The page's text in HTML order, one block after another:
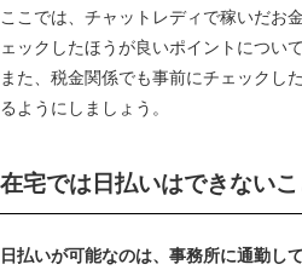
ここでは、チャットレディで稼いだお
ェックしたほうが良いポイントについ
また、税金関係でも事前にチェックし
るようにしましょう。
在宅では日払いはできない
日払いが可能なのは、事務所に通勤し